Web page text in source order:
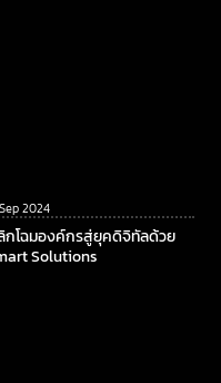
2024
โฉมองค์กรสู่ยุคดิจิทัลด้วย
Solutions